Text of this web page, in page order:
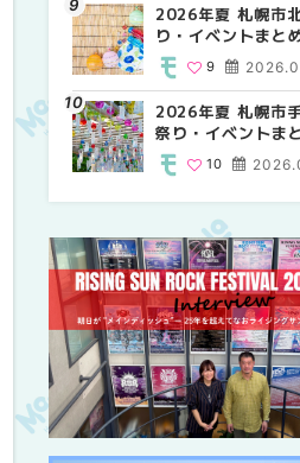
2026年夏 札幌市
り・イベントまと
MouLa9
2026年夏 札幌市
祭り・イベントま
MouLa10
祭り
夏祭
【新
ンジ
ラウ
紹介
祭り